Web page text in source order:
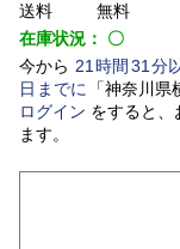
送料
無料
在庫状況： 〇
今から 21 時間 31 分
日 までに 「神奈川県
ログイン をすると、
ます。